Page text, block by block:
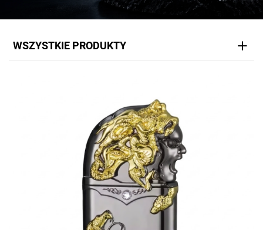
WSZYSTKIE PRODUKTY